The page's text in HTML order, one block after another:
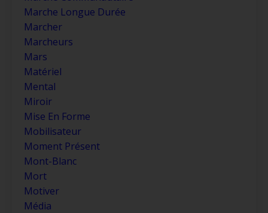
Marche Longue Durée
Marcher
Marcheurs
Mars
Matériel
Mental
Miroir
Mise En Forme
Mobilisateur
Moment Présent
Mont-Blanc
Mort
Motiver
Média